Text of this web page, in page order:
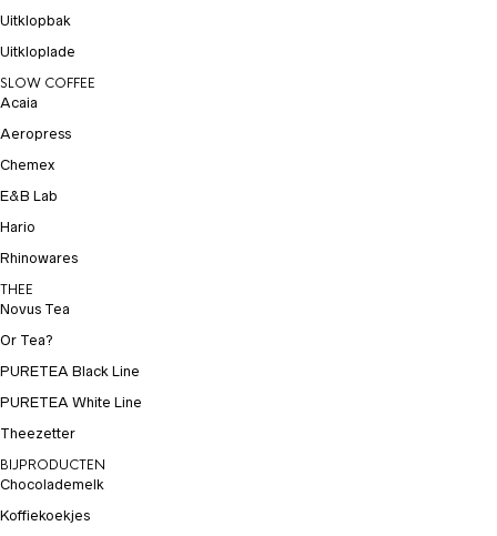
Uitklopbak
Uitkloplade
SLOW COFFEE
Acaia
Aeropress
Chemex
E&B Lab
Hario
Rhinowares
THEE
Novus Tea
Or Tea?
PURETEA Black Line
PURETEA White Line
Theezetter
BIJPRODUCTEN
Chocolademelk
Koffiekoekjes